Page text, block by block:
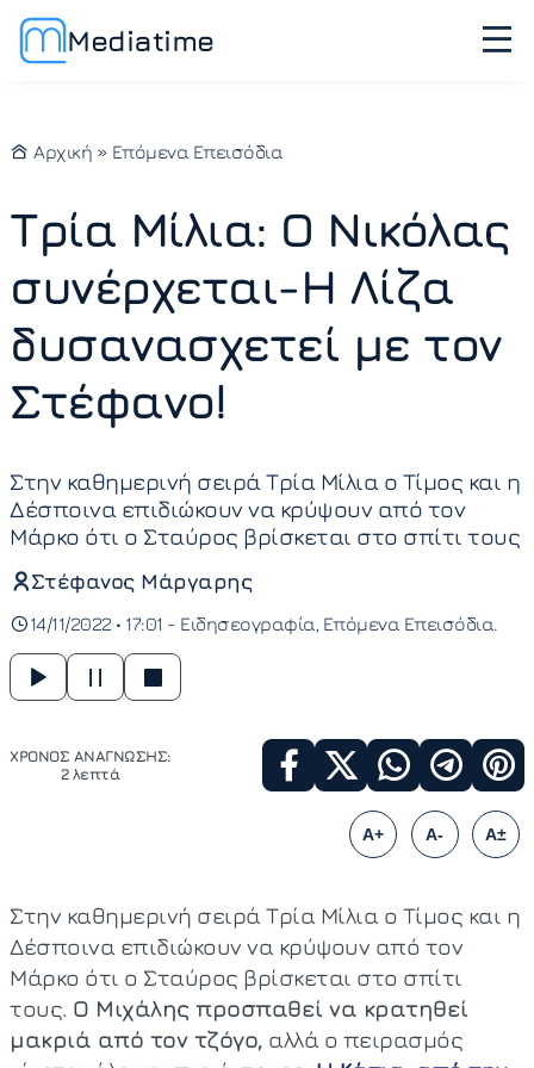
Mediatime
Αρχική » Επόμενα Επεισόδια
Τρία Μίλια: Ο Νικόλας
συνέρχεται-Η Λίζα
δυσανασχετεί με τον
Στέφανο!
Στην καθημερινή σειρά Τρία Μίλια ο Τίμος και η
Δέσποινα επιδιώκουν να κρύψουν από τον
Μάρκο ότι ο Σταύρος βρίσκεται στο σπίτι τους
Στέφανος Μάργαρης
14/11/2022 • 17:01 - Ειδησεογραφία Επόμενα Επεισόδια
ΧΡΟΝΟΣ ΑΝΑΓΝΩΣΗΣ:
2 λεπτά
A+ A- A±
Στην καθημερινή σειρά Τρία Μίλια ο Τίμος και η
Δέσποινα επιδιώκουν να κρύψουν από τον
Μάρκο ότι ο Σταύρος βρίσκεται στο σπίτι
τους. Ο Μιχάλης προσπαθεί να κρατηθεί
μακριά από τον τζόγο, αλλά ο πειρασμός